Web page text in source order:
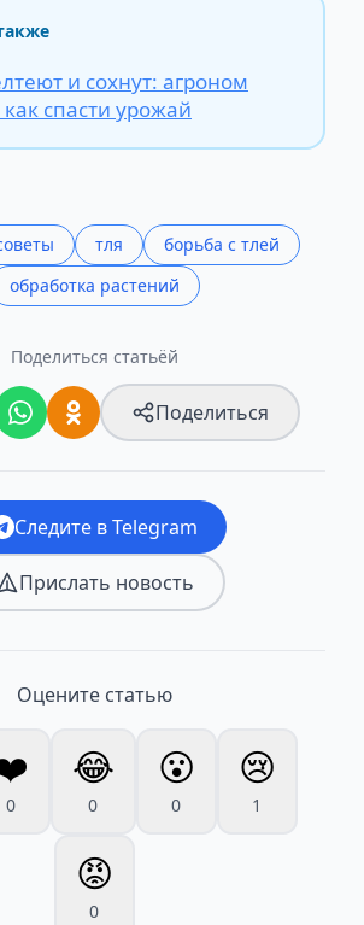
и сохнут: агроном
как спасти урожай
тля
борьба с тлей
обработка растений
Поделиться статьёй
Поделиться
Следите в Telegram
Прислать новость
Оцените статью
0
😂
0
😮
0
😢
1
😡
0